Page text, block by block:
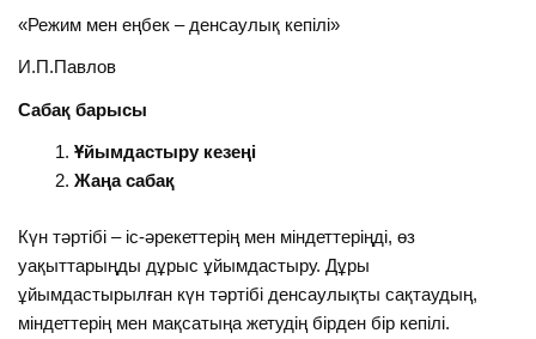
«Режим мен еңбек – денсаулық кепілі»
И.П.Павлов
Сабақ барысы
Ұйымдастыру кезеңі
Жаңа сабақ
Күн тәртібі – іс-әрекеттерің мен міндеттеріңді, өз
уақыттарыңды дұрыс ұйымдастыру. Дұры
ұйымдастырылған күн тәртібі денсаулықты сақтаудың,
міндеттерің мен мақсатыңа жетудің бірден бір кепілі.